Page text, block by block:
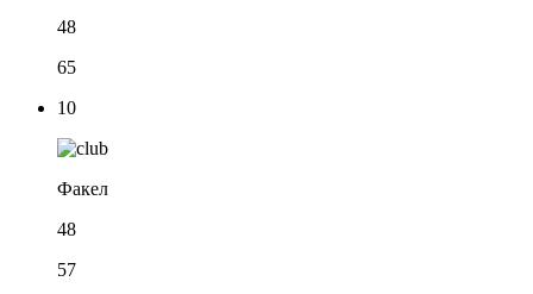
48
65
10
Факел
48
57